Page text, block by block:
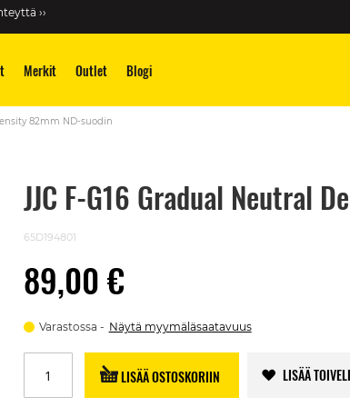
››
Merkit Outlet Blogi
82mm ND-suodin
JJC F-G16 Gradual Neutral
65D194801
89,00 €
Varastossa Näytä myymäläsaatavuus
LISÄÄ OSTOSKORIIN LISÄÄ